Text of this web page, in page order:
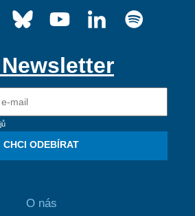
CHCI ODEBÍRAT
O nás